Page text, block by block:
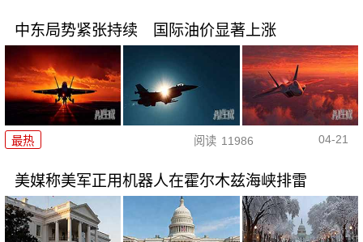
中东局势紧张持续 国际油价显著上涨
最热 阅读 11986 04-21
美媒称美军正用机器人在霍尔木兹海峡排雷